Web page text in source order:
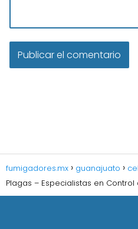
fumigadores.mx guanajuato
Plagas – Especialistas en Control